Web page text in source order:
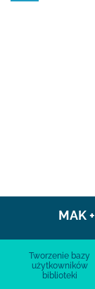
MAK +
Tworzenie bazy
użytkowników
biblioteki